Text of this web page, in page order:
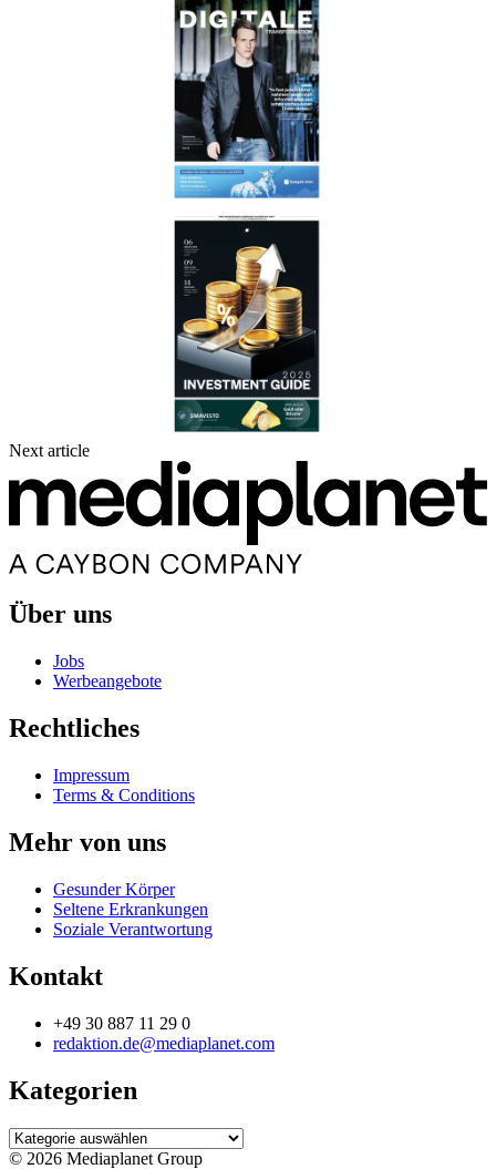
Next article
Über uns
Jobs
Werbeangebote
Rechtliches
Impressum
Terms & Conditions
Mehr von uns
Gesunder Körper
Seltene Erkrankungen
Soziale Verantwortung
Kontakt
+49 30 887 11 29 0
redaktion.de@mediaplanet.com
Kategorien
Kategorien
© 2026 Mediaplanet Group